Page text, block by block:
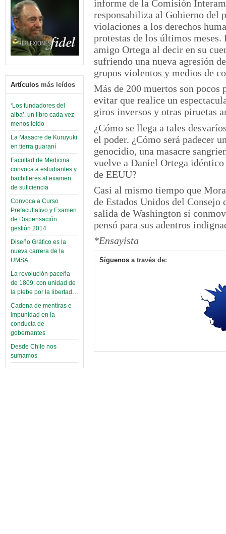
Artículos más leídos
‘Los fundadores del
alba’, un libro cada vez
menos leído
La Masacre de Kuruyuki
en tierra guaraní
Facultad de Medicina
convoca a estudiantes y
bachilleres al examen
de suficiencia
Convoca a Curso
Prefacultativo y Examen
de Dispensación
gestión 2014
Diseño Gráfico es la
nueva carrera de la
UMSA
La revolución paceña
de 1809: con unidad de
la plebe por la libertad…
Cadena de mentiras e
impunidad en la
conducta de
gobernantes
Desde Chile nos
sumamos
informe de la Comisión
responsabiliza al Gobierno del
violaciones a los derechos
protestas de los últimos
amigo Ortega al decir en su
sufriendo una nueva agresión
grupos violentos y medios de
Más de 200 muertos son
evitar que realice un
giros inversos y otras piruetas
¿Cómo se llega a tales
el poder. ¿Cómo será padecer
genocidio, una masacre
vuelve a Daniel Ortega
de EEUU?
Casi al mismo tiempo que
de Estados Unidos del Consejo
salida de Washington sí
pensó para sus adentros
*Ensayista
Síguenos a través de: